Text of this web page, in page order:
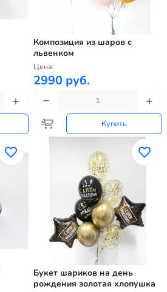
Композиция из шаров с
львенком
Цена:
2990 руб.
Купить
Букет шариков на день
рождения золотая хлопушка